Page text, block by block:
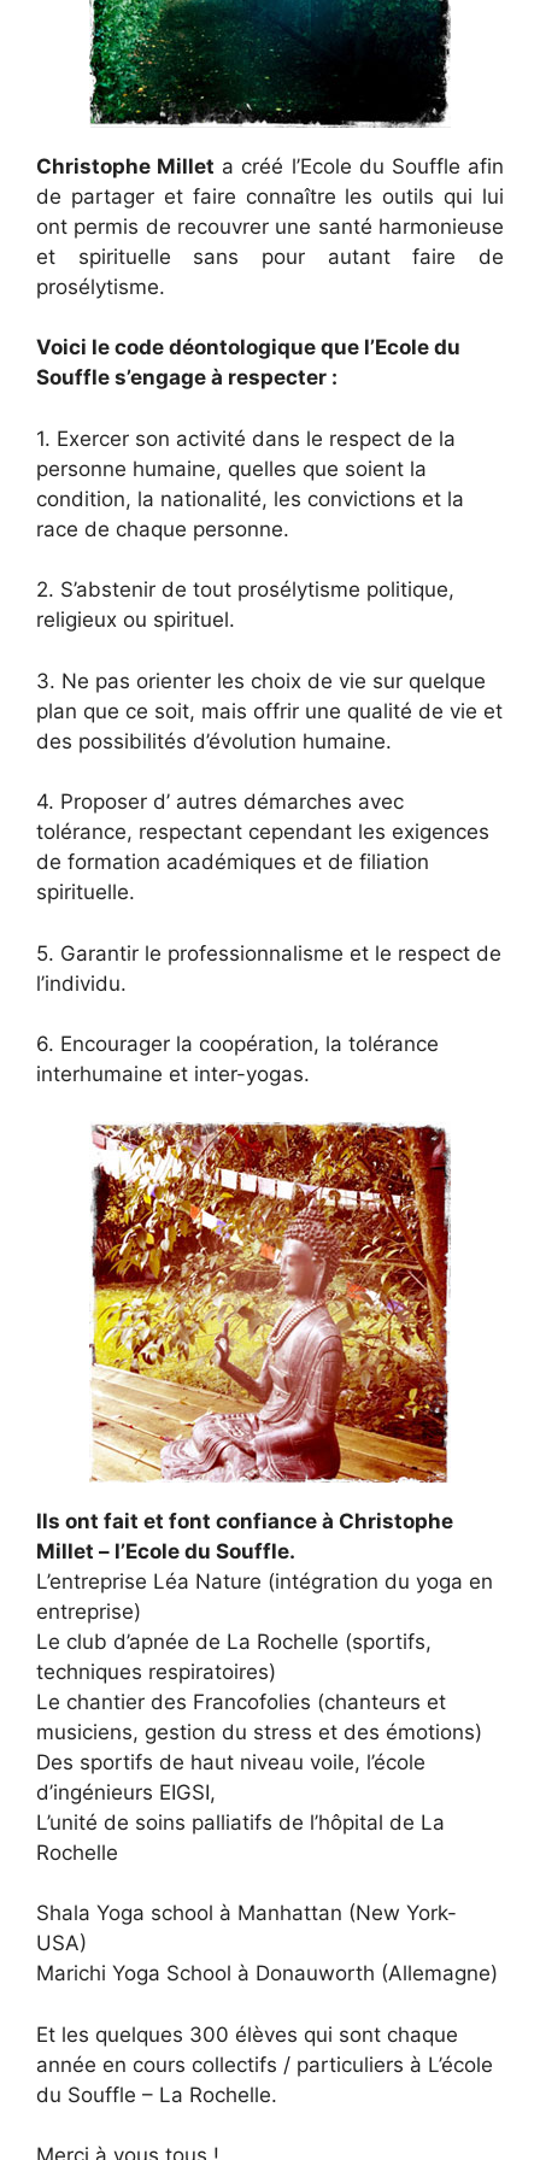
Christophe Millet a créé l’Ecole du Souffle afin
de partager et faire connaître les outils qui lui
ont permis de recouvrer une santé harmonieuse
et spirituelle sans pour autant faire de
prosélytisme.
Voici le code déontologique que l’Ecole du
Souffle s’engage à respecter :
1. Exercer son activité dans le respect de la
personne humaine, quelles que soient la
condition, la nationalité, les convictions et la
race de chaque personne.
2. S’abstenir de tout prosélytisme politique,
religieux ou spirituel.
3. Ne pas orienter les choix de vie sur quelque
plan que ce soit, mais offrir une qualité de vie et
des possibilités d’évolution humaine.
4. Proposer d’ autres démarches avec
tolérance, respectant cependant les exigences
de formation académiques et de filiation
spirituelle.
5. Garantir le professionnalisme et le respect de
l’individu.
6. Encourager la coopération, la tolérance
interhumaine et inter-yogas.
Ils ont fait et font confiance à Christophe
Millet – l’Ecole du Souffle.
L’entreprise Léa Nature (intégration du yoga en
entreprise)
Le club d’apnée de La Rochelle (sportifs,
techniques respiratoires)
Le chantier des Francofolies (chanteurs et
musiciens, gestion du stress et des émotions)
Des sportifs de haut niveau voile, l’école
d’ingénieurs EIGSI,
L’unité de soins palliatifs de l’hôpital de La
Rochelle
Shala Yoga school à Manhattan (New York-
USA)
Marichi Yoga School à Donauworth (Allemagne)
Et les quelques 300 élèves qui sont chaque
année en cours collectifs / particuliers à L’école
du Souffle – La Rochelle.